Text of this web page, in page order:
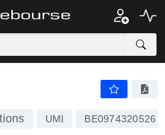
UMI BE0974320526